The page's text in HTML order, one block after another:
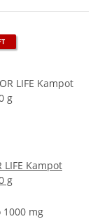
LIFE Kampot
g
1000 mg